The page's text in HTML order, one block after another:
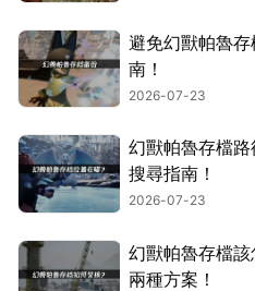
避免幻獸帕魯
南！
2026-07-23
幻獸帕魯存檔
搜尋指南！
2026-07-23
幻獸帕魯存檔
兩種方案！